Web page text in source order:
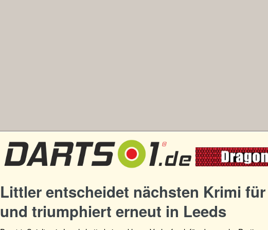
Littler entscheidet nächsten Krimi
und triumphiert erneut in Leeds